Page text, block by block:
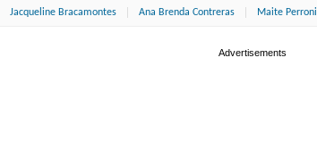
Jacqueline Bracamontes Ana Brenda Contreras Maite Perroni